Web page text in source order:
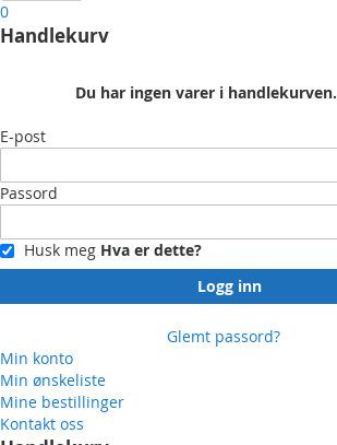
0
Handlekurv
Du har ingen varer i handlekurven.
E-post
Passord
Husk meg Hva er dette?
Logg inn
Glemt passord?
Min konto
Min ønskeliste
Mine bestillinger
Kontakt oss